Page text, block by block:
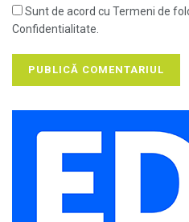
Sunt de acord cu Termeni de
Confidentialitate.